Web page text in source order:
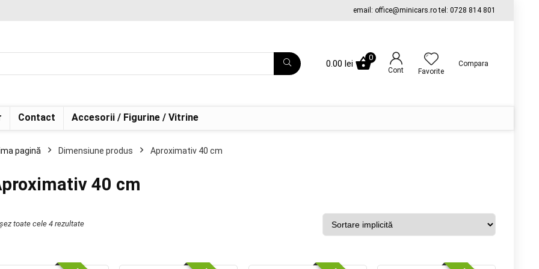
email: office@minicars.ro tel: 0728 814 801
0.00 lei
0
Cont Favorite
Compara
Contact Accesorii / Figurine / Vitrine
pagină Dimensiune produs Aproximativ 40 cm
40 cm
toate cele 4 rezultate